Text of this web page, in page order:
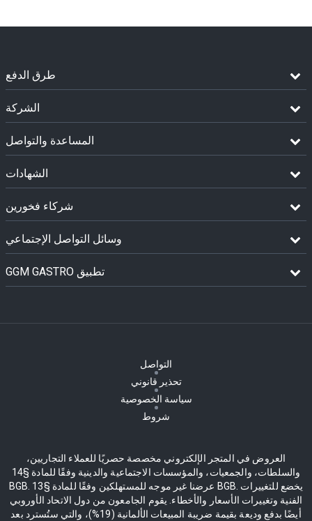
طرق الدفع
الشركة
المساعدة والتواصل
الشهادات
شركاء فخورين
وسائل التواصل الإجتماعي
GGM GASTRO تطبيق
التواصل
تحذير قانوني
سياسة الخصوصية
شروط
العروض في المتجر الإلكتروني مخصصة حصريًا للعملاء التجاريين،
والسلطات، والجمعيات، والمؤسسات الاجتماعية والدينية وفقًا للمادة §14
BGB. عرضنا غير موجه للمستهلكين وفقًا للمادة §13 BGB. يخضع للتغييرات
الفنية وتغييرات الأسعار والأخطاء. يقوم الجامعون من دول الاتحاد الأوروبي
أيضًا بدفع وديعة بقيمة ضريبة المبيعات الألمانية (19%)، والتي ستُسترد بعد